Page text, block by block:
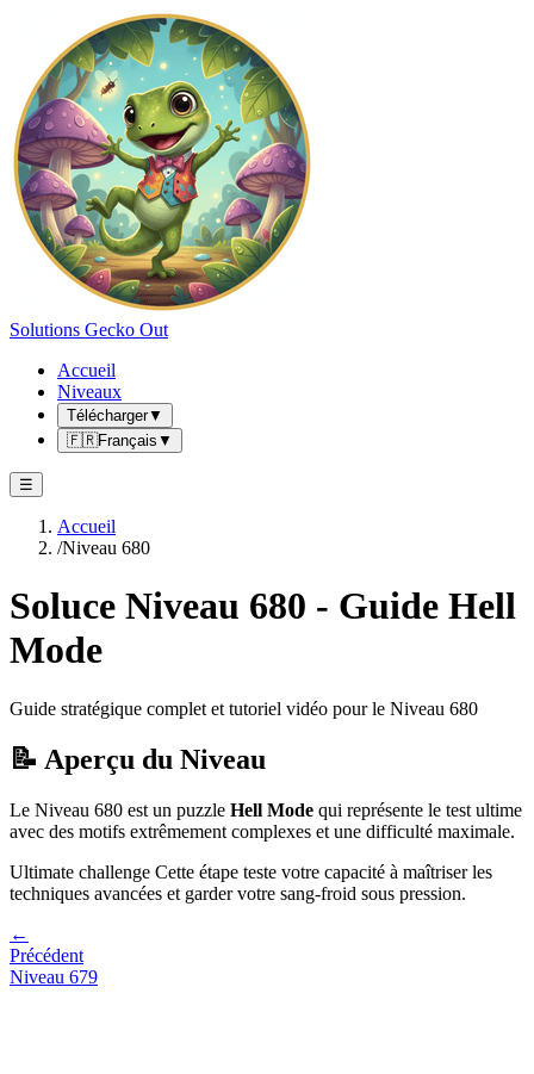
Solutions Gecko Out
Accueil
Niveaux
Télécharger▼
🇫🇷Français ▼
☰
Accueil
/Niveau 680
Soluce Niveau 680 - Guide Hell
Mode
Guide stratégique complet et tutoriel vidéo pour le Niveau 680
📝 Aperçu du Niveau
Le Niveau 680 est un puzzle Hell Mode qui représente le test ultime
avec des motifs extrêmement complexes et une difficulté maximale.
Ultimate challenge Cette étape teste votre capacité à maîtriser les
techniques avancées et garder votre sang-froid sous pression.
←
Précédent
Niveau 679